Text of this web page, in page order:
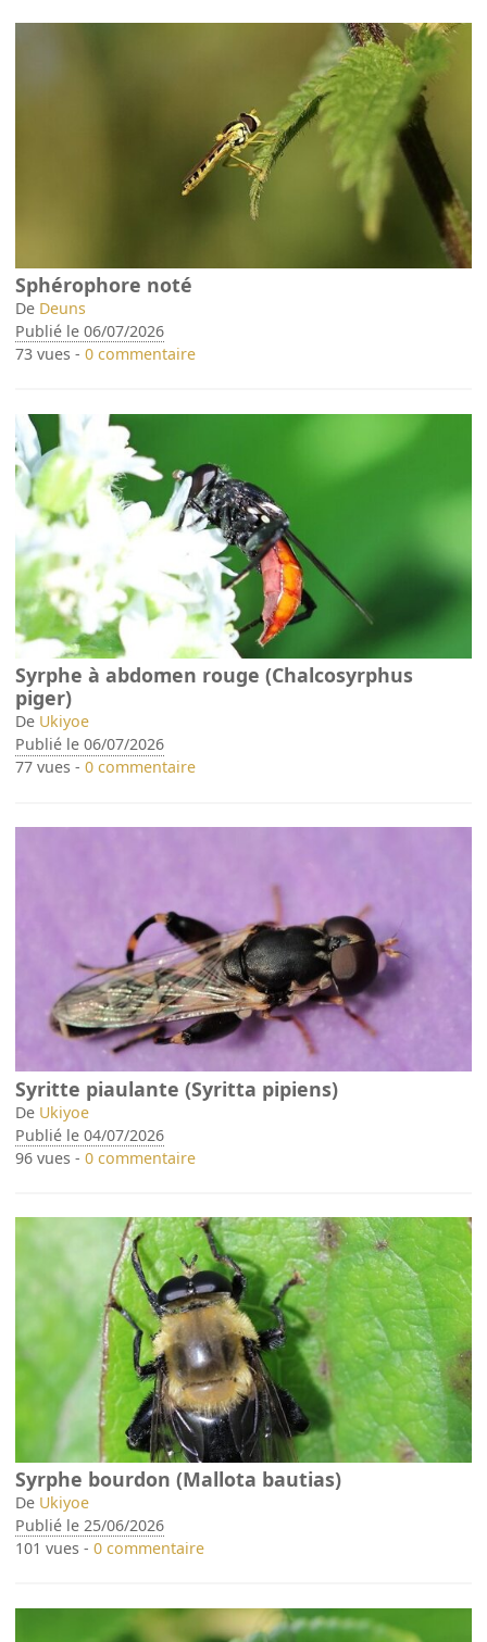
Sphérophore noté
De Deuns
Publié le 06/07/2026
73 vues -0 commentaire
Syrphe à abdomen rouge (Chalcosyrphus
piger)
De Ukiyoe
Publié le 06/07/2026
77 vues -0 commentaire
Syritte piaulante (Syritta pipiens)
De Ukiyoe
Publié le 04/07/2026
96 vues -0 commentaire
Syrphe bourdon (Mallota bautias)
De Ukiyoe
Publié le 25/06/2026
101 vues -0 commentaire